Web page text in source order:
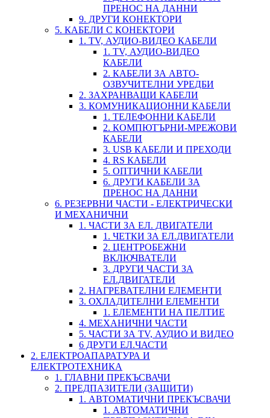
ПРЕНОС НА ДАННИ
9. ДРУГИ КОНЕКТОРИ
5. КАБЕЛИ С КОНЕКТОРИ
1. TV, АУДИО-ВИДЕО КАБЕЛИ
1. TV, АУДИО-ВИДЕО
КАБЕЛИ
2. КАБЕЛИ ЗА АВТО-
ОЗВУЧИТЕЛНИ УРЕДБИ
2. ЗАХРАНВАЩИ КАБЕЛИ
3. КОМУНИКАЦИОННИ КАБЕЛИ
1. ТЕЛЕФОННИ КАБЕЛИ
2. КОМПЮТЪРНИ-МРЕЖОВИ
КАБЕЛИ
3. USB КАБЕЛИ И ПРЕХОДИ
4. RS КАБЕЛИ
5. ОПТИЧНИ КАБЕЛИ
6. ДРУГИ КАБЕЛИ ЗА
ПРЕНОС НА ДАННИ
6. РЕЗЕРВНИ ЧАСТИ - ЕЛЕКТРИЧЕСКИ
И МЕХАНИЧНИ
1. ЧАСТИ ЗА ЕЛ. ДВИГАТЕЛИ
1. ЧЕТКИ ЗА ЕЛ.ДВИГАТЕЛИ
2. ЦЕНТРОБЕЖНИ
ВКЛЮЧВАТЕЛИ
3. ДРУГИ ЧАСТИ ЗА
ЕЛ.ДВИГАТЕЛИ
2. НАГРЕВАТЕЛНИ ЕЛЕМЕНТИ
3. ОХЛАДИТЕЛНИ ЕЛЕМЕНТИ
1. ЕЛЕМЕНТИ НА ПЕЛТИЕ
4. МЕХАНИЧНИ ЧАСТИ
5. ЧАСТИ ЗА TV, АУДИО И ВИДЕО
6 ДРУГИ ЕЛ.ЧАСТИ
2. ЕЛЕКТРОАПАРАТУРА И
ЕЛЕКТРОТЕХНИКА
1. ГЛАВНИ ПРЕКЪСВАЧИ
2. ПРЕДПАЗИТЕЛИ (ЗАЩИТИ)
1. АВТОМАТИЧНИ ПРЕКЪСВАЧИ
1. АВТОМАТИЧНИ